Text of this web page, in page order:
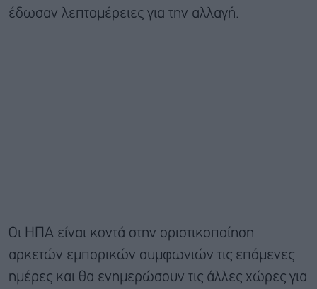
έδωσαν λεπτομέρειες για την αλλαγή.
Οι ΗΠΑ είναι κοντά στην οριστικοποίηση
αρκετών εμπορικών συμφωνιών τις επόμενες
ημέρες και θα ενημερώσουν τις άλλες χώρες για